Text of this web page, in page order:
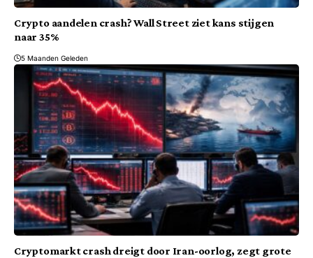
Crypto aandelen crash? Wall Street ziet kans stijgen
naar 35%
5 Maanden Geleden
Cryptomarkt crash dreigt door Iran-oorlog, zegt grote